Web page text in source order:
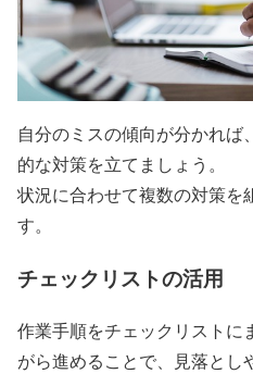
自分のミスの傾向が分かれ
的な対策を立てましょう。
状況に合わせて複数の対策を
す。
チェックリストの活用
作業手順をチェックリストに
がら進めることで、見落とし